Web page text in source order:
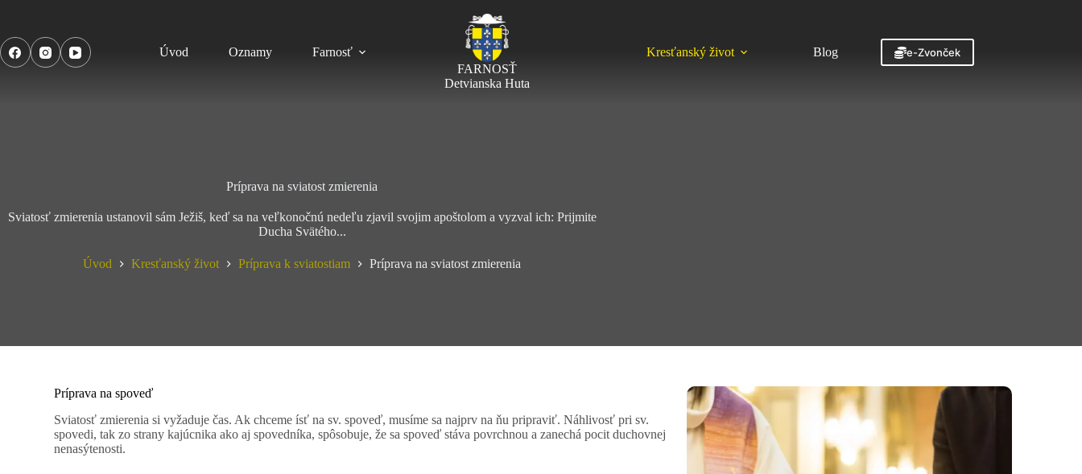
Úvod Oznamy
Farnosť
FARNOSŤ
Detvianska Huta
Kresťanský život Blog Kontakte-Zvonček
Príprava na sviatost zmierenia
Sviatosť zmierenia ustanovil sám Ježiš, keď sa na veľkonočnú nedeľu zjavil svojim apoštolom a vyzval ich: Prijmite
Ducha Svätého...
Úvod Kresťanský život Príprava k sviatostiam Príprava na sviatost zmierenia
Príprava na spoveď
Sviatosť zmierenia si vyžaduje čas. Ak chceme ísť na sv. spoveď, musíme sa najprv na ňu pripraviť. Náhlivosť pri sv.
spovedi, tak zo strany kajúcnika ako aj spovedníka, spôsobuje, že sa spoveď stáva povrchnou a zanechá pocit duchovnej
nenasýtenosti.